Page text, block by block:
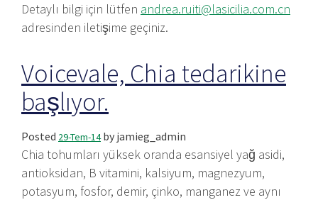
Detaylı bilgi için lütfen andrea.ruiti@lasicilia.com.cn
adresinden iletişime geçiniz.
Voicevale, Chia tedarikine
başlıyor.
Posted 29-Tem-14by jamieg_admin
Chia tohumları yüksek oranda esansiyel yağ asidi,
antioksidan, B vitamini, kalsiyum, magnezyum,
potasyum, fosfor, demir, çinko, manganez ve aynı